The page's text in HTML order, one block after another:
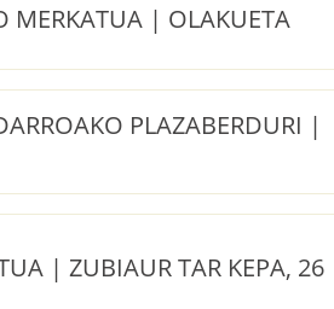
MERKATUA | OLAKUETA
PLAZABERDURI |
| ZUBIAUR TAR KEPA, 26